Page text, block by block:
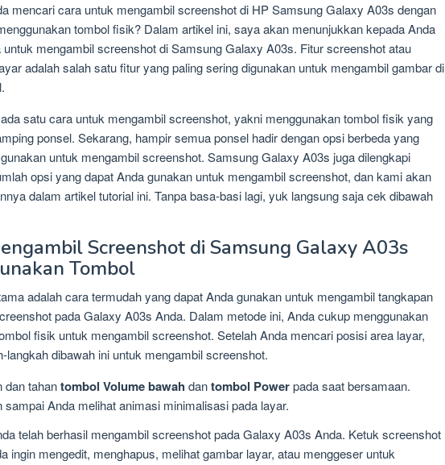
mencari cara untuk mengambil screenshot di HP Samsung Galaxy A03s dengan
tombol fisik? Dalam artikel ini, saya akan menunjukkan kepada Anda
mengambil screenshot di Samsung Galaxy A03s. Fitur screenshot atau
adalah salah satu fitur yang paling sering digunakan untuk mengambil gambar di
satu cara untuk mengambil screenshot, yakni menggunakan tombol fisik yang
ponsel. Sekarang, hampir semua ponsel hadir dengan opsi berbeda yang
untuk mengambil screenshot. Samsung Galaxy A03s juga dilengkapi
opsi yang dapat Anda gunakan untuk mengambil screenshot, dan kami akan
dalam artikel tutorial ini. Tanpa basa-basi lagi, yuk langsung saja cek dibawah
Screenshot di Samsung Galaxy A03s
Tombol
adalah cara termudah yang dapat Anda gunakan untuk mengambil tangkapan
pada Galaxy A03s Anda. Dalam metode ini, Anda cukup menggunakan
fisik untuk mengambil screenshot. Setelah Anda mencari posisi area layar,
langkah dibawah ini untuk mengambil screenshot.
dan tahantombol Volume bawah dantombol Powerpada saat bersamaan.
sampai Anda melihat animasi minimalisasi pada layar.
telah berhasil mengambil screenshot pada Galaxy A03s Anda. Ketuk screenshot
ingin mengedit, menghapus, melihat gambar layar, atau menggeser untuk